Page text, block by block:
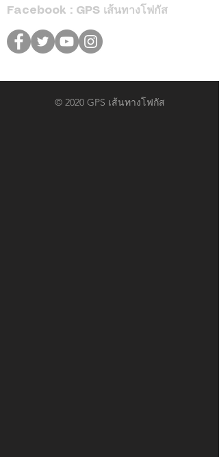
Facebook : GPS เส้นทางโฟกัส
© 2020 GPS เส้นทางโฟกัส